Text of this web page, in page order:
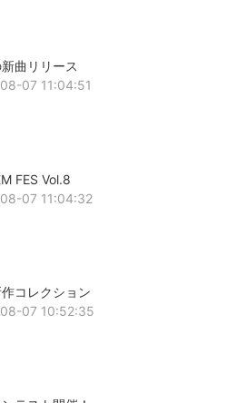
曲リリース
07 11:04:51
FES Vol.8
07 11:04:32
コレクション
07 10:52:35